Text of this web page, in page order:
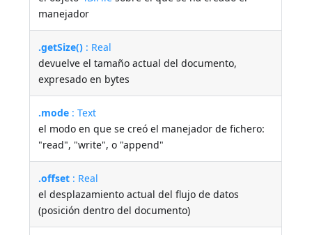
manejador
.getSize() : Real
devuelve el tamaño actual del documento,
expresado en bytes
.mode : Text
el modo en que se creó el manejador de fichero:
"read", "write", o "append"
.offset : Real
el desplazamiento actual del flujo de datos
(posición dentro del documento)